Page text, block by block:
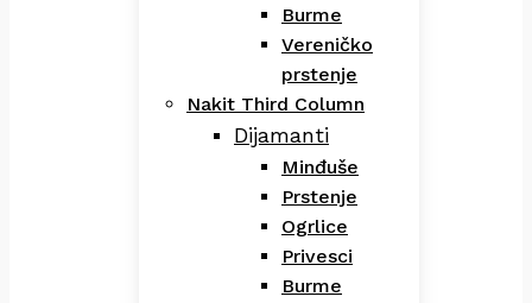
Burme
Vereničko
prstenje
Nakit Third Column
Dijamanti
Minđuše
Prstenje
Ogrlice
Privesci
Burme